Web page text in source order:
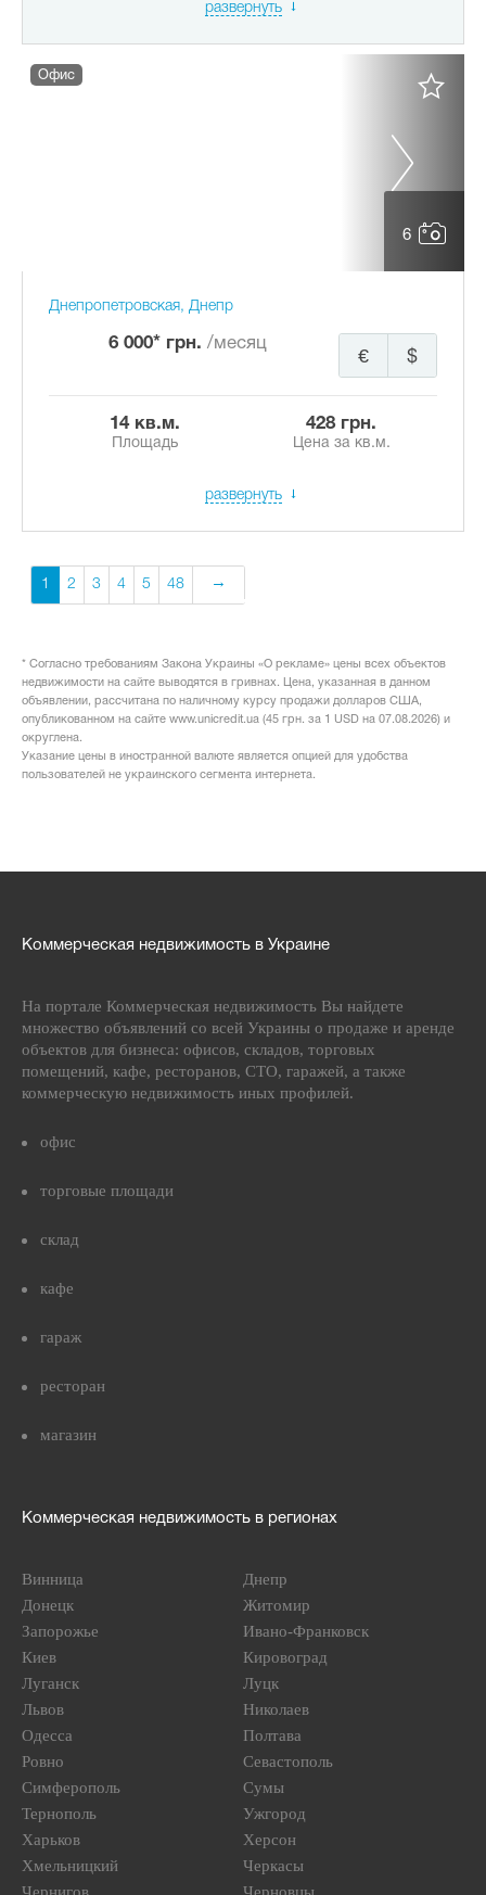
развернуть
6
Офис
Днепропетровская, Днепр
6 000* грн. /месяц
$
€
14 кв.м.
Площадь
428 грн.
Цена за кв.м.
развернуть
1 2 3 4 5 48
* Согласно требованиям Закона Украины «О рекламе» цены всех объектов
недвижимости на сайте выводятся в гривнах. Цена, указанная в данном
объявлении, рассчитана по наличному курсу продажи долларов США,
опубликованном на сайте www.unicredit.ua (45 грн. за 1 USD на 07.08.2026) и
округлена.
Указание цены в иностранной валюте является опцией для удобства
пользователей не украинского сегмента интернета.
Коммерческая недвижимость в Украине
На портале Коммерческая недвижимость Вы найдете
множество объявлений со всей Украины о продаже и аренде
объектов для бизнеса: офисов, складов, торговых
помещений, кафе, ресторанов, СТО, гаражей, а также
коммерческую недвижимость иных профилей.
офис
торговые площади
склад
кафе
гараж
ресторан
магазин
Коммерческая недвижимость в регионах
Винница
Днепр
Донецк
Житомир
Запорожье
Ивано-Франковск
Киев
Кировоград
Луганск
Луцк
Львов
Николаев
Одесса
Полтава
Ровно
Севастополь
Симферополь
Сумы
Тернополь
Ужгород
Харьков
Херсон
Хмельницкий
Черкасы